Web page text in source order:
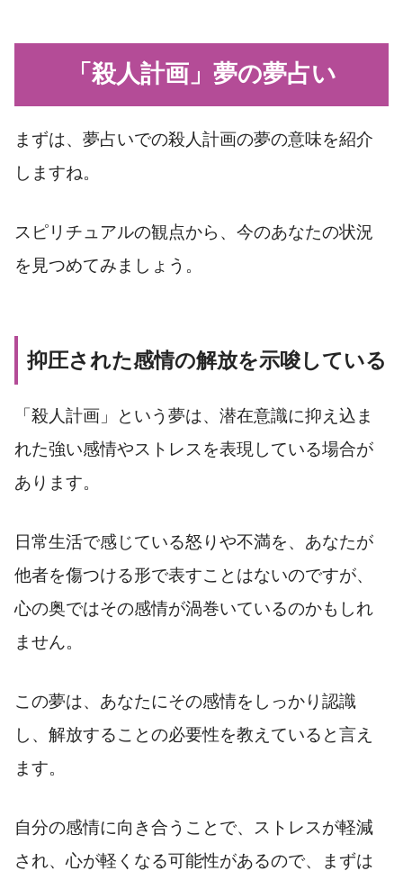
「殺人計画」夢の夢占い
まずは、夢占いでの殺人計画の夢の意味を紹介
しますね。
スピリチュアルの観点から、今のあなたの状況
を見つめてみましょう。
抑圧された感情の解放を示唆している
「殺人計画」という夢は、潜在意識に抑え込ま
れた強い感情やストレスを表現している場合が
あります。
日常生活で感じている怒りや不満を、あなたが
他者を傷つける形で表すことはないのですが、
心の奥ではその感情が渦巻いているのかもしれ
ません。
この夢は、あなたにその感情をしっかり認識
し、解放することの必要性を教えていると言え
ます。
自分の感情に向き合うことで、ストレスが軽減
され、心が軽くなる可能性があるので、まずは